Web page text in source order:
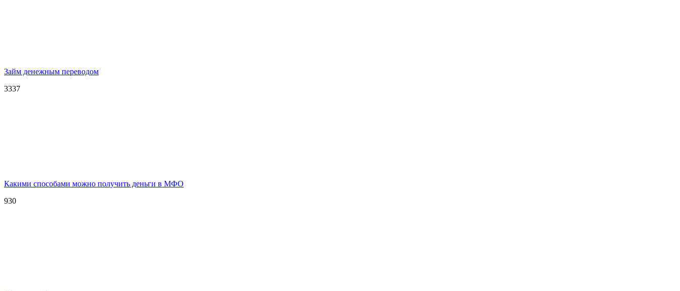
Займ денежным переводом
3337
Какими способами можно получить деньги в МФО
930